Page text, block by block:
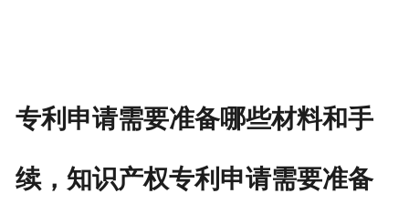
专利申请需要准备哪些材料和手
续，知识产权专利申请需要准备